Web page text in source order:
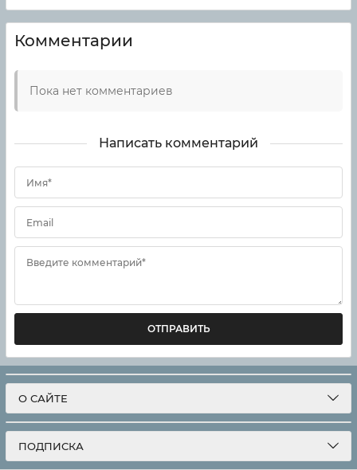
Комментарии
Пока нет комментариев
Написать комментарий
Имя*
Email
Введите комментарий*
ОТПРАВИТЬ
О САЙТЕ
ПОДПИСКА